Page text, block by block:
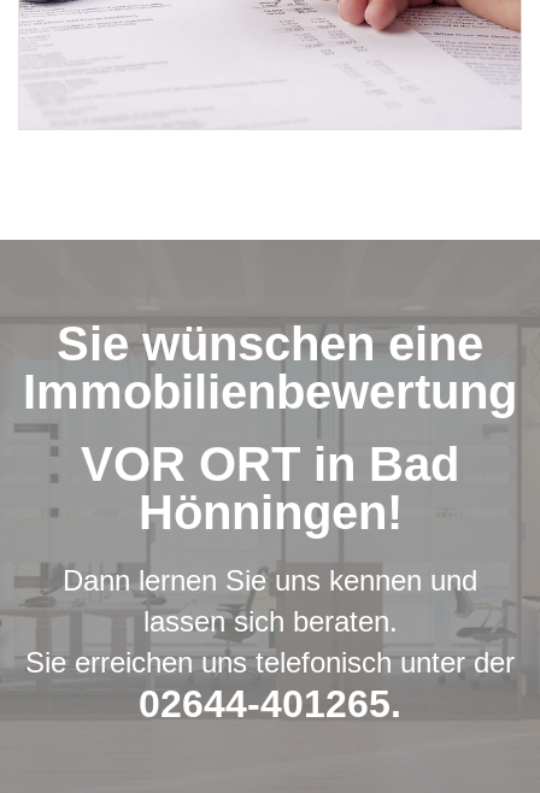
Sie wünschen eine
Immobilienbewertung
VOR ORT in Bad
Hönningen!
Dann lernen Sie uns kennen und
lassen sich beraten.
Sie erreichen uns telefonisch unter der
02644-401265.